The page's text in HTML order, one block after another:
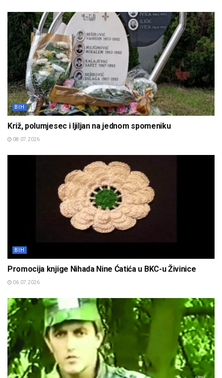
BIH
Križ, polumjesec i ljiljan na jednom spomeniku
08.07.2026
BIH
Promocija knjige Nihada Nine Ćatića u BKC-u Živinice
06.07.2026